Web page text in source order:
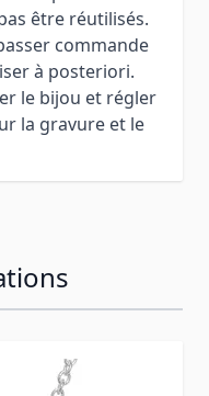
être réutilisés.
commande
à posteriori.
le bijou et régler
la gravure et le